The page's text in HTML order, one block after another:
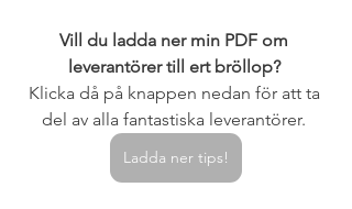
Vill du ladda ner min PDF om
leverantörer till ert bröllop?
Klicka då på knappen nedan för att ta
del av alla fantastiska leverantörer.
Ladda ner tips!